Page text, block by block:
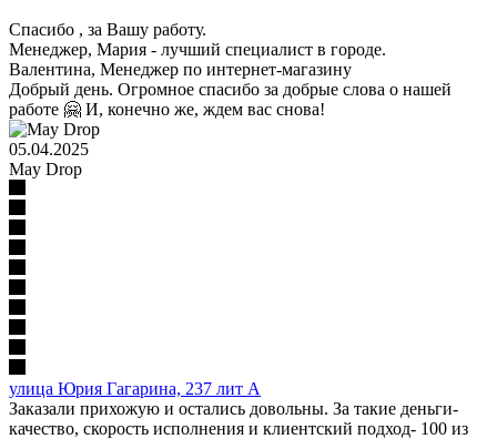
Спасибо , за Вашу работу.
Менеджер, Мария - лучший специалист в городе.
Валентина, Менеджер по интернет-магазину
Добрый день. Огромное спасибо за добрые слова о нашей
работе 🤗 И, конечно же, ждем вас снова!
05.04.2025
May Drop
улица Юрия Гагарина, 237 лит А
Заказали прихожую и остались довольны. За такие деньги-
качество, скорость исполнения и клиентский подход- 100 из